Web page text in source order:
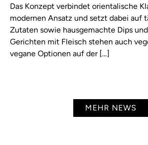
Das Konzept verbindet orientalische
modernen Ansatz und setzt dabei auf
Zutaten sowie hausgemachte Dips
Gerichten mit Fleisch stehen auch
vegane Optionen auf der […]
MEHR NEWS